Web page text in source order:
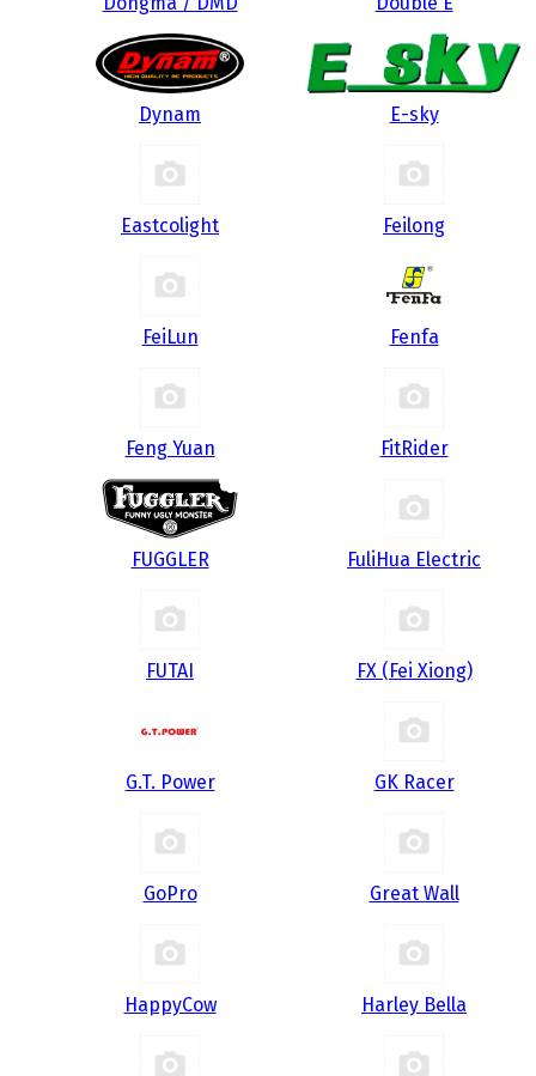
Dynam E-sky
Eastcolight Feilong
FeiLun Fenfa
Feng Yuan FitRider
FUGGLER FuliHua Electric
FUTAI FX (Fei Xiong)
G.T. Power GK Racer
GoPro Great Wall
HappyCow Harley Bella